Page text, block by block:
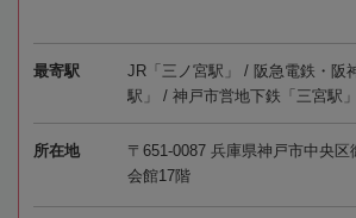
最寄駅
JR「三ノ宮駅」 / 阪急電鉄・阪
駅」 / 神戸市営地下鉄「三宮駅
所在地
〒651-0087 兵庫県神戸市中央区
会館17階